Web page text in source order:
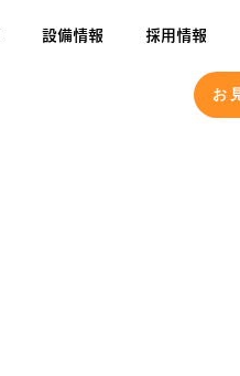
設備情報 採用情報
お